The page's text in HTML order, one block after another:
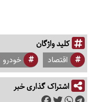
کلید واژگان
اقتصاد خودرو
اشتراک گذاری خبر